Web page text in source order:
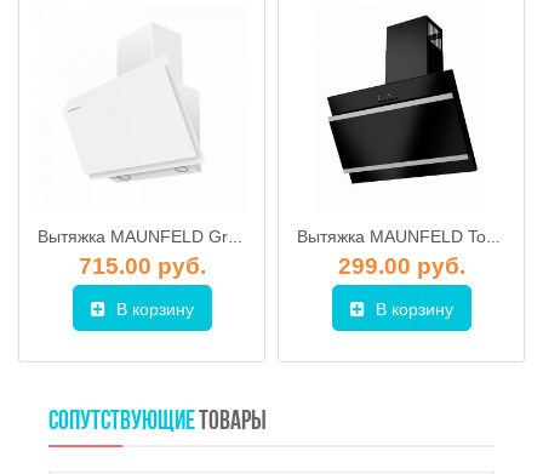
Вытяжка MAUNFELD Grammy 60 (белое стекло)
715.00 руб.
В корзину
Вытяжка MAUNFELD Tower G Satin 60 (stripes) (черный)
299.00 руб.
В корзину
СОПУТСТВУЮЩИЕ ТОВАРЫ